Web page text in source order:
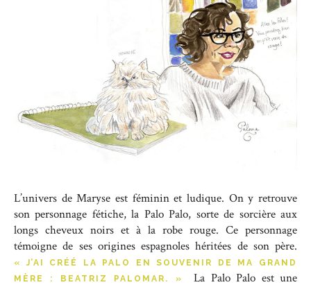
L’univers de Maryse est féminin et ludique. On y retrouve
son personnage fétiche, la Palo Palo, sorte de sorcière aux
longs cheveux noirs et à la robe rouge. Ce personnage
témoigne de ses origines espagnoles héritées de son père.
« J’AI CRÉÉ LA PALO EN SOUVENIR DE MA GRAND
MÈRE : BEATRIZ PALOMAR. »
La Palo Palo est une